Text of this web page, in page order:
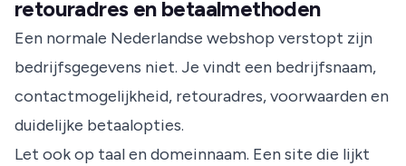
retouradres en betaalmethoden
Een normale Nederlandse webshop verstopt zijn
bedrijfsgegevens niet. Je vindt een bedrijfsnaam,
contactmogelijkheid, retouradres, voorwaarden en
duidelijke betaalopties.
Let ook op taal en domeinnaam. Een site die lijkt